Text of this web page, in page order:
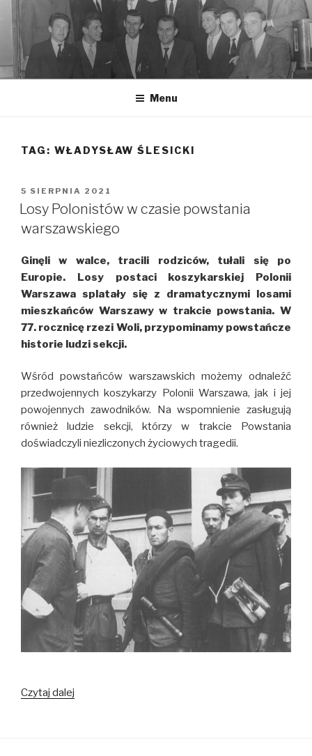
do
treści
Menu
TAG: WŁADYSŁAW ŚLESICKI
OPUBLIKOWANE
W
5 SIERPNIA 2021
Losy Polonistów w czasie powstania
warszawskiego
Ginęli w walce, tracili rodziców, tułali się po
Europie. Losy postaci koszykarskiej Polonii
Warszawa splatały się z dramatycznymi losami
mieszkańców Warszawy w trakcie powstania. W
77. rocznicę rzezi Woli, przypominamy powstańcze
historie ludzi sekcji.
Wśród powstańców warszawskich możemy odnaleźć
przedwojennych koszykarzy Polonii Warszawa, jak i jej
powojennych zawodników. Na wspomnienie zasługują
również ludzie sekcji, którzy w trakcie Powstania
doświadczyli niezliczonych życiowych tragedii.
Czytaj dalej